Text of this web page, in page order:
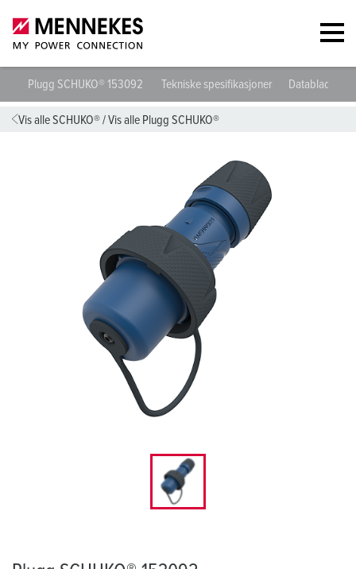
Plugg SCHUKO® 153092 Tekniske spesifikasjoner Datablad og
Vis alle SCHUKO®/Vis alle Plugg SCHUKO®